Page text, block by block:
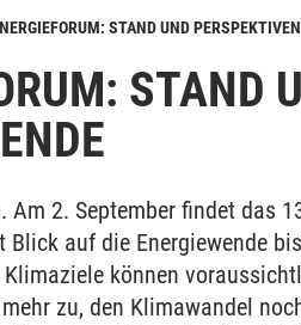
STAND UND
STAND
Am 2. September findet das
Blick auf die Energiewende
können
zu, den Klimawandel